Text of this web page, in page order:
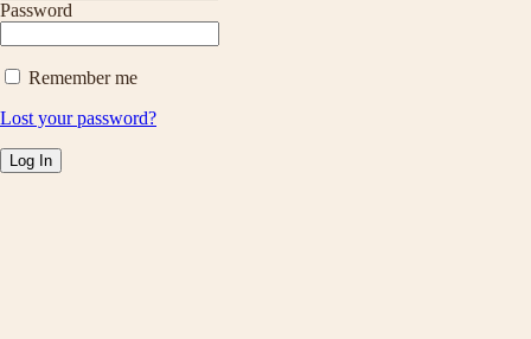
Password
Remember me
Lost your password?